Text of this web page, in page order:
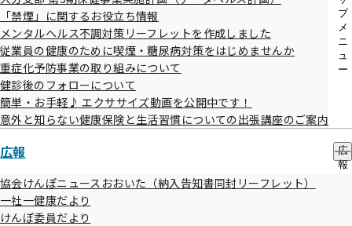
ブ
メ
ニ
ュ
ー
「禁煙」に関するお役立ち情報
メンタルヘルス不調対策リーフレットを作成しました
従業員の健康のために喫煙・糖尿病対策をはじめませんか
重症化予防事業の取り組みについて
健診後のフォローについて
簡単・お手軽♪ エクササイズ動画を公開中です！
意外と知らない健康保険と生活習慣についての出張講座のご案内
広報
広
報
協会けんぽニュースおおいた（納入告知書同封リーフレット）
一社一健康だより
けんぽ委員だより
・業務内容
全国健康保険協会管掌健康保険の加入事業所を訪問（自家用
車使用）し、被保険者に対し保健指導を行う業務です。（主
に大分市内、月に数回市外に出る場合もあります。また、指
導後は、電話・文書等による継続指導もあります。）
直行直帰の訪問指導のほか、支部（大分市）で内部事務作業
があります。
・勤務地
〒870-8570